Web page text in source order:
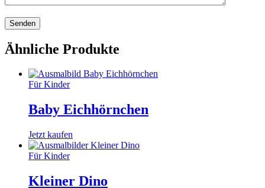
Ähnliche Produkte
Für Kinder
Baby Eichhörnchen
Jetzt kaufen
Für Kinder
Kleiner Dino